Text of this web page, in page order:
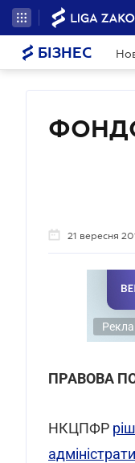
БІЗНЕС
21 вересня
ПРАВОВА
НКЦПФР